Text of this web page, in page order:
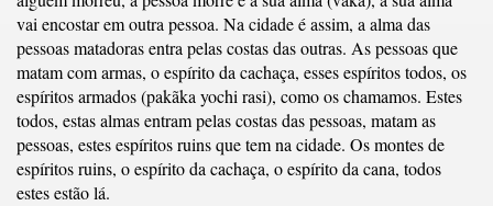
vai encostar em outra pessoa. Na cidade é assim, a alma das
pessoas matadoras entra pelas costas das outras. As pessoas que
matam com armas, o espírito da cachaça, esses espíritos todos, os
espíritos armados (pakãka yochi rasi), como os chamamos. Estes
todos, estas almas entram pelas costas das pessoas, matam as
pessoas, estes espíritos ruins que tem na cidade. Os montes de
espíritos ruins, o espírito da cachaça, o espírito da cana, todos
estes estão lá.